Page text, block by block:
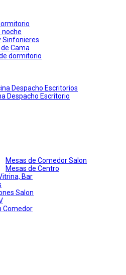
noche
Sinfonieres
Cama
dormitorio
Despacho Escritorios
Despacho Escritorio
Mesas de Comedor Salon
Mesas de Centro
Bar
Salon
Comedor